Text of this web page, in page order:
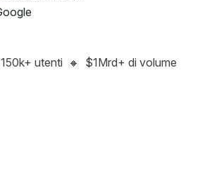
150k+ utenti 🔸
$1Mrd+ di volume